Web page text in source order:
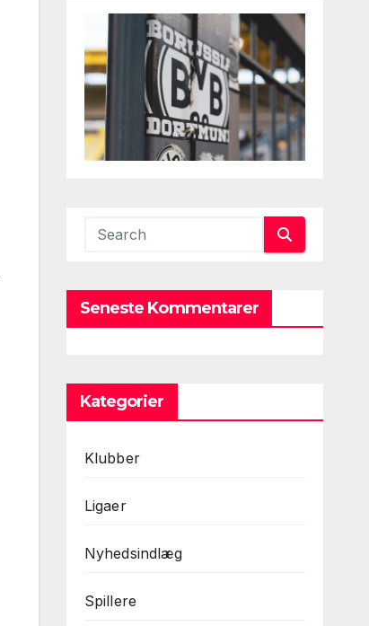
Seneste Kommentarer
Kategorier
Klubber
Ligaer
Nyhedsindlæg
Spillere